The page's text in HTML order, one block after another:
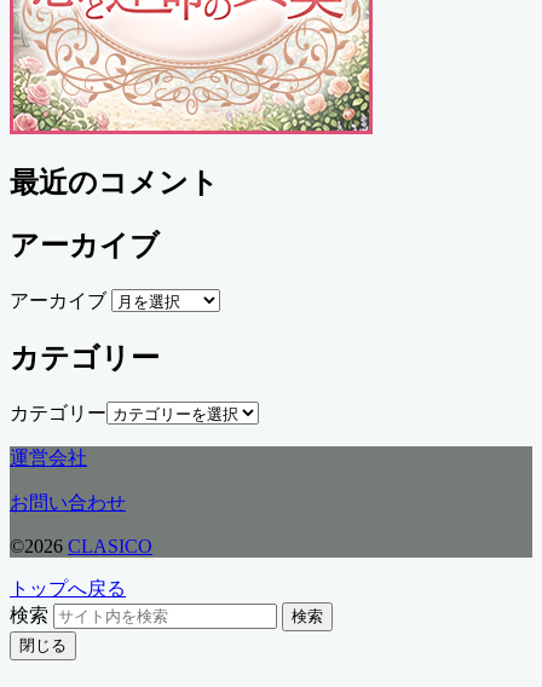
最近のコメント
アーカイブ
アーカイブ
カテゴリー
カテゴリー
運営会社
お問い合わせ
©2026 CLASICO
トップへ戻る
検索
検索
閉じる